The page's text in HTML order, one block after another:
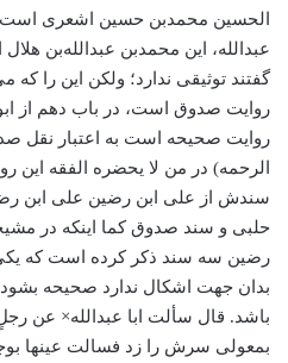
الحسین محمد‌بن حسین اشعری
عبدالله، این محمد‌بن عبدالله‌بن
گفتند توثیقی ندارد؛ ولکن این را
روایت صدوق است، در باب دهم از
روایت صحیحه است به اعتبار نقل
الرحمه) در من لا یحضره الفقه این
سندش از علی ابن رضین علی ابن
حلبی و سند صدوق کما اینکه در
رضین سه سند ذکر کرده است که
بدان جهت اشکال ندارد صحیحه
باشد. قال سألت ابا عبدالله× عن
بمعولی سرش را زد فسالت عینها